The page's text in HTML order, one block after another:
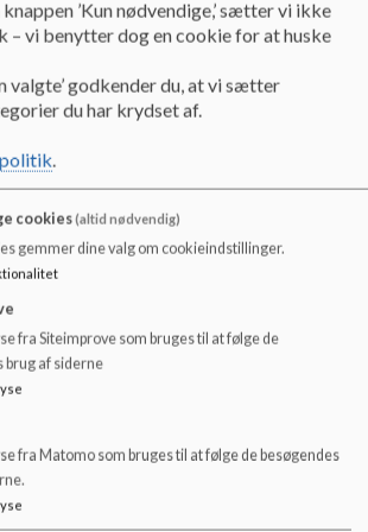
til basale behov, men mindst lige så
unges behov for tryghed, nærvær og social
ligesom barnets/den unges
skal understøttes.
både socialt, kognitivt, psykosocialt
tilknytning til andre mennesker. Det er
barnet udvikler sit private meningsunivers,
til at være social og empatisk. Vi
til børnene: Voksen- Barn. Og med
relationer; Barn-Barn.
bedst:
med anerkendelse
’Kun nødvendige,’ sætter vi ikke
vi benytter dog en cookie for at huske
valgte’ godkender du, at vi sætter
du har krydset af.
.
cookies(altid nødvendig)
gemmer dine valg om cookieindstillinger.
fra Siteimprove som bruges til at følge de
brug af siderne
fra Matomo som bruges til at følge de besøgendes